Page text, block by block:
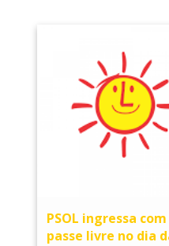
PSOL ingressa
passe livre no dia